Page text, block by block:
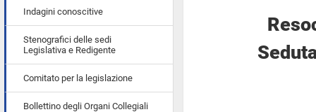
Indagini conoscitive
Stenografici delle sedi
Legislativa e Redigente
Comitato per la legislazione
Bollettino degli Organi Collegiali